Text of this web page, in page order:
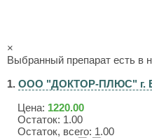
×
Выбранный препарат есть в
1. ООО "ДОКТОР-ПЛЮС" г.
Цена: 1220.00
Остаток: 1.00
Остаток, всего: 1.00